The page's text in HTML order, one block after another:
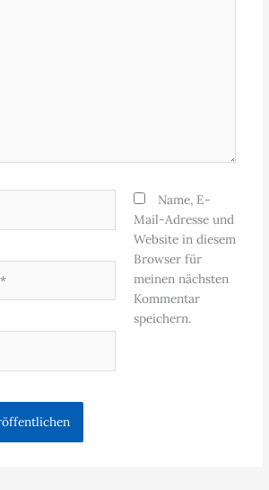
Name, E-
Mail-Adresse und
Website in diesem
Browser für
meinen nächsten
Kommentar
speichern.